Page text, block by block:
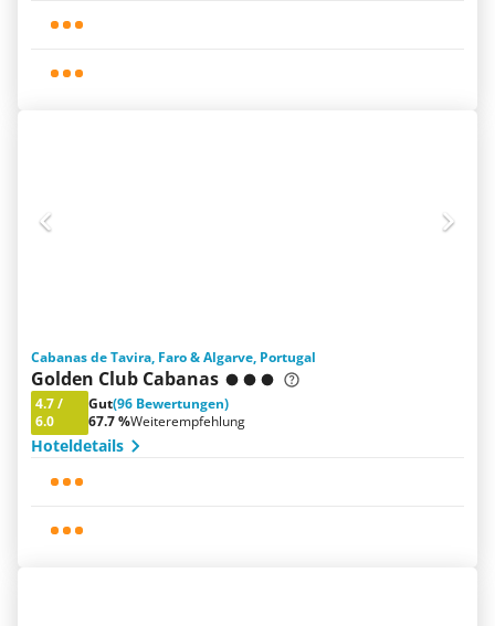
Cabanas de Tavira, Faro & Algarve, Portugal
Golden Club Cabanas
4.7/
6.0
Gut(96 Bewertungen)
67.7 %Weiterempfehlung
Hoteldetails